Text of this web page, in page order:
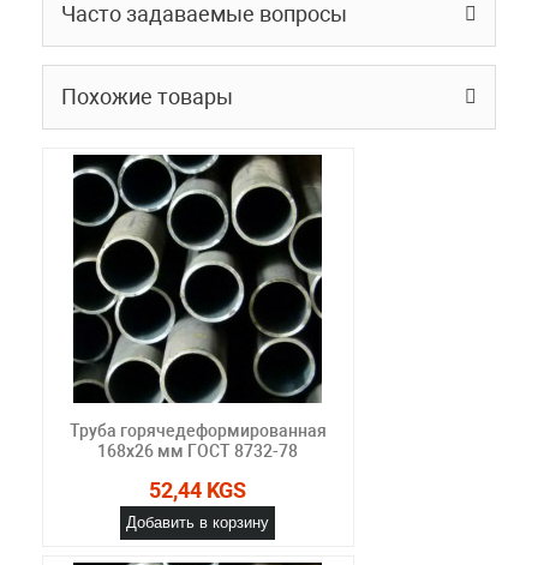
Часто задаваемые вопросы
Похожие товары
Труба горячедеформированная
168х26 мм ГОСТ 8732-78
52,44 KGS
Добавить в корзину